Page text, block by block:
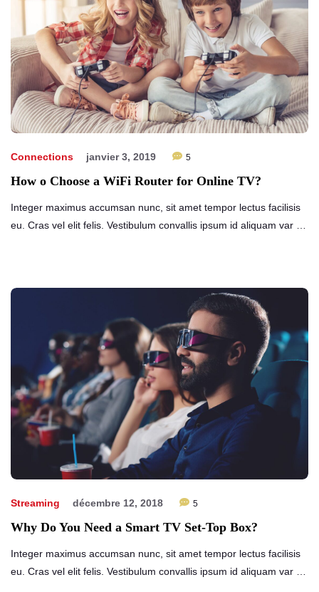
Connections janvier 3, 2019 5
How o Choose a WiFi Router for Online TV?
Integer maximus accumsan nunc, sit amet tempor lectus facilisis
eu. Cras vel elit felis. Vestibulum convallis ipsum id aliquam var …
Streaming décembre 12, 2018 5
Why Do You Need a Smart TV Set-Top Box?
Integer maximus accumsan nunc, sit amet tempor lectus facilisis
eu. Cras vel elit felis. Vestibulum convallis ipsum id aliquam var …